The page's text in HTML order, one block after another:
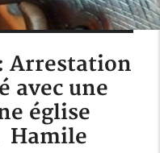
Arrestation
avec une
église
Hamile